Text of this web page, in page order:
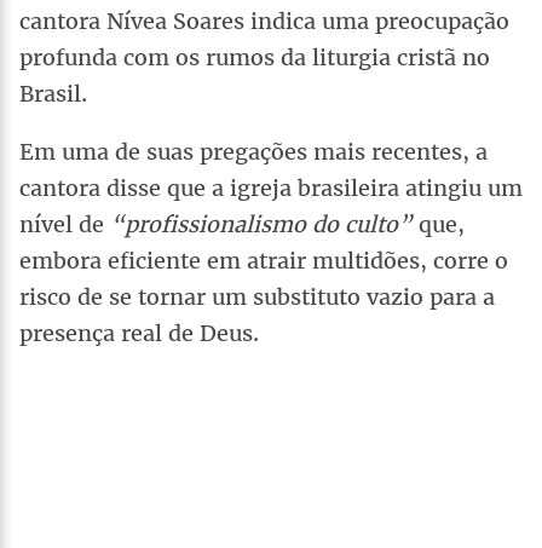
cantora Nívea Soares indica uma preocupação
profunda com os rumos da liturgia cristã no
Brasil.
Em uma de suas pregações mais recentes, a
cantora disse que a igreja brasileira atingiu um
nível de “profissionalismo do culto”que,
embora eficiente em atrair multidões, corre o
risco de se tornar um substituto vazio para a
presença real de Deus.